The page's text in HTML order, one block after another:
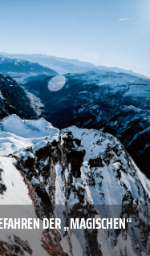
DER „MAGISCHEN“